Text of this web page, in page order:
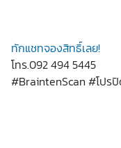
ทักแชทจองสิทธิ์เลย!
โทร.092 494 5445
#BraintenScan #โปร